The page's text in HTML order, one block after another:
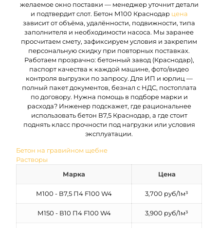
желаемое окно поставки — менеджер уточнит детали
и подтвердит слот. Бетон М100 Краснодар цена
зависит от объёма, удалённости, подвижности, типа
заполнителя и необходимости насоса. Мы заранее
просчитаем смету, зафиксируем условия и закрепим
персональную скидку при повторных поставках.
Работаем прозрачно: бетонный завод (Краснодар),
паспорт качества к каждой машине, фото/видео
контроля выгрузки по запросу. Для ИП и юрлиц —
полный пакет документов, безнал с НДС, постоплата
по договору. Нужна помощь в подборе марки и
расхода? Инженер подскажет, где рациональнее
использовать бетон В7,5 Краснодар, а где стоит
поднять класс прочности под нагрузки или условия
эксплуатации.
Бетон на гравийном щебне
Растворы
Марка
Цена
М100 - В7,5 П4 F100 W4 3,700 руб/1м³
М150 - В10 П4 F100 W4 3,900 руб/1м³